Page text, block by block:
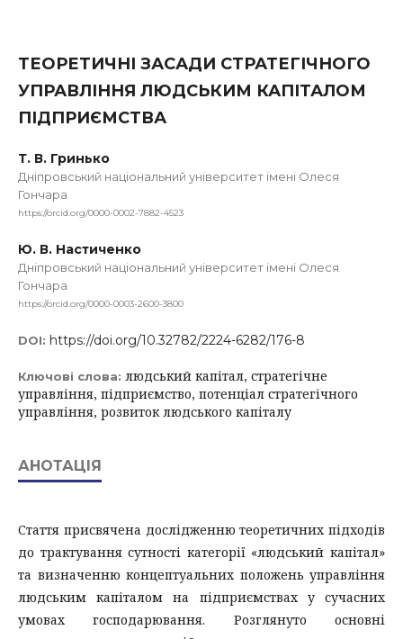
ТЕОРЕТИЧНІ ЗАСАДИ СТРАТЕГІЧНОГО
УПРАВЛІННЯ ЛЮДСЬКИМ КАПІТАЛОМ
ПІДПРИЄМСТВА
Т. В. Гринько
Дніпровський національний університет імені Олеся
Гончара
https://orcid.org/0000-0002-7882-4523
Ю. В. Настиченко
Дніпровський національний університет імені Олеся
Гончара
https://orcid.org/0000-0003-2600-3800
DOI: https://doi.org/10.32782/2224-6282/176-8
Ключові слова: людський капітал, стратегічне
управління, підприємство, потенціал стратегічного
управління, розвиток людського капіталу
АНОТАЦІЯ
Стаття присвячена дослідженню теоретичних підходів
до трактування сутності категорії «людський капітал»
та визначенню концептуальних положень управління
людським капіталом на підприємствах у сучасних
умовах господарювання. Розглянуто основні